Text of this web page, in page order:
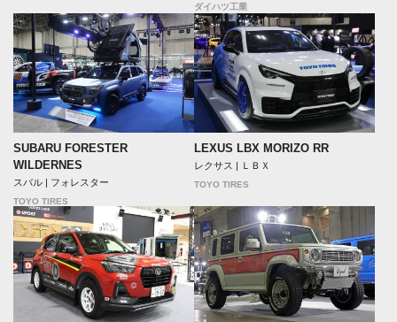
ダイハツ工業
SUBARU FORESTER
WILDERNES
スバル | フォレスター
TOYO TIRES
LEXUS LBX MORIZO RR
レクサス | ＬＢＸ
TOYO TIRES